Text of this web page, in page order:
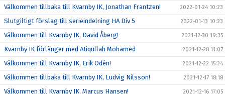
Välkommen tillbaka till Kvarnby IK, Jonathan Frantzen! 2022-01-24 10:23
Slutgiltigt förslag till serieindelning HA Div 5 2022-01-13 10:23
Välkommen till Kvarnby IK, David Åberg! 2021-12-30 19:35
Kvarnby IK förlänger med Atiqullah Mohamed 2021-12-28 11:07
Välkommen till Kvarnby IK, Erik Odén! 2021-12-22 15:24
Välkommen tillbaka till Kvarnby IK, Ludvig Nilsson! 2021-12-17 18:18
Välkommen till Kvarnby IK, Marcus Hansen! 2021-12-16 17:05